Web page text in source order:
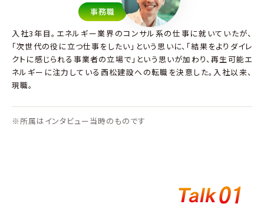
事務職
入社3年目。エネルギー業界のコンサル系の仕事に就いていたが、
「次世代の役に立つ仕事をしたい」という思いに、「結果をよりダイレ
クトに感じられる事業者の立場で」という思いが加わり、再生可能エ
ネルギーに注力している西松建設への転職を決意した。入社以来、
現職。
※所属はインタビュー当時のものです